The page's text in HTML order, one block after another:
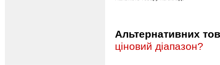
Альтернативних
ціновий діапазон?